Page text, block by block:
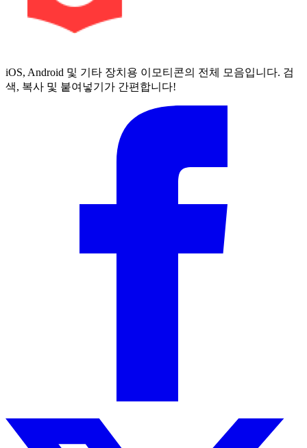
iOS, Android 및 기타 장치용 이모티콘의 전체 모음입니다. 검
색, 복사 및 붙여넣기가 간편합니다!